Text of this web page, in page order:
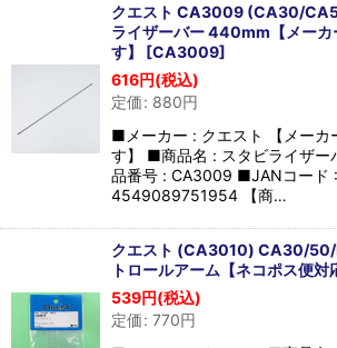
クエスト CA3009 (CA30/
ライザーバー 440mm【メーカ
す】 [CA3009]
616円(税込)
定価: 880円
■メーカー : クエスト 【メーカ
す】 ■商品名 : スタビライザ
品番号 : CA3009 ■JANコード :
4549089751954 【商…
クエスト (CA3010) CA30/50/
トロールアーム【ネコポス便対
539円(税込)
定価: 770円